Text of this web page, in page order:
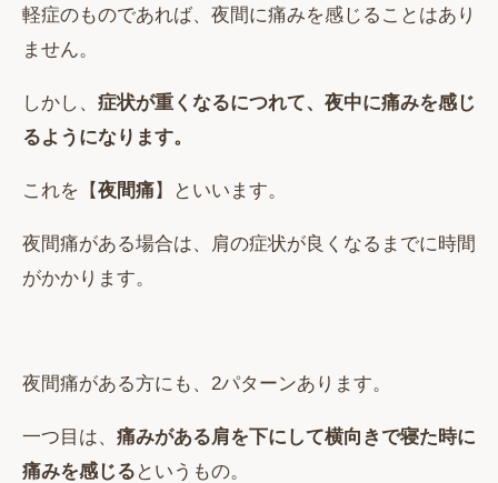
軽症のものであれば、夜間に痛みを感じることはあり
ません。
しかし、 症状が重くなるにつれて、夜中に痛みを感じ
るようになります。
これを【夜間痛】といいます。
夜間痛がある場合は、肩の症状が良くなるまでに時間
がかかります。
夜間痛がある方にも、2パターンあります。
一つ目は、 痛みがある肩を下にして横向きで寝た時に
痛みを感じる というもの。